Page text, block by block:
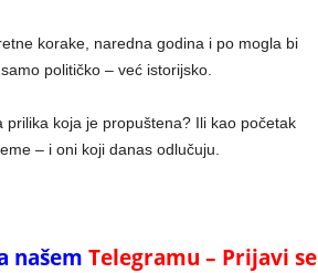
korake, naredna godina i po mogla bi
političko – već istorijsko.
koja je propuštena? Ili kao početak
– i oni koji danas odlučuju.
našem Telegramu – Prijavi se